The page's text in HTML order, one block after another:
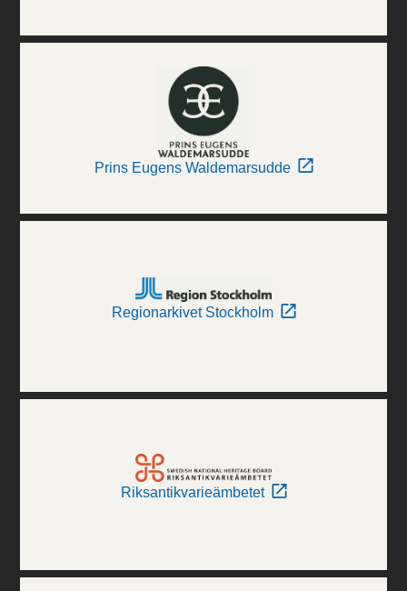
Prins Eugens Waldemarsudde
Regionarkivet Stockholm
Riksantikvarieämbetet